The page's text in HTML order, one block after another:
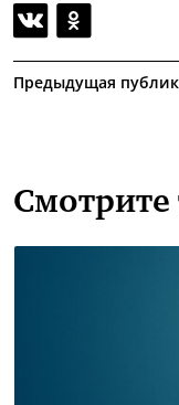
Предыдущая
Смотрите